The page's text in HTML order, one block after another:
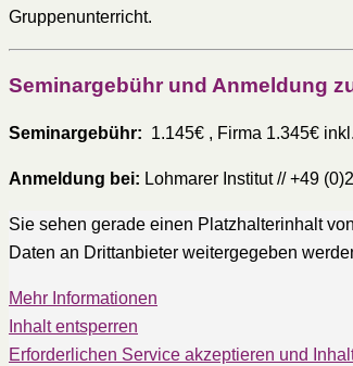
Gruppenunterricht.
Seminargebühr und Anmeldung
Seminargebühr: 1.145€ , Firma 1.345€
Anmeldung bei: Lohmarer Institut // +49
Sie sehen gerade einen Platzhalterinhalt von
Daten an Drittanbieter weitergegeben
Mehr Informationen
Inhalt entsperren
Erforderlichen Service akzeptieren und